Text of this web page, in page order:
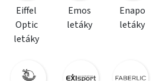
Eiffel
Optic
letáky
Emos
letáky
Enapo
letáky